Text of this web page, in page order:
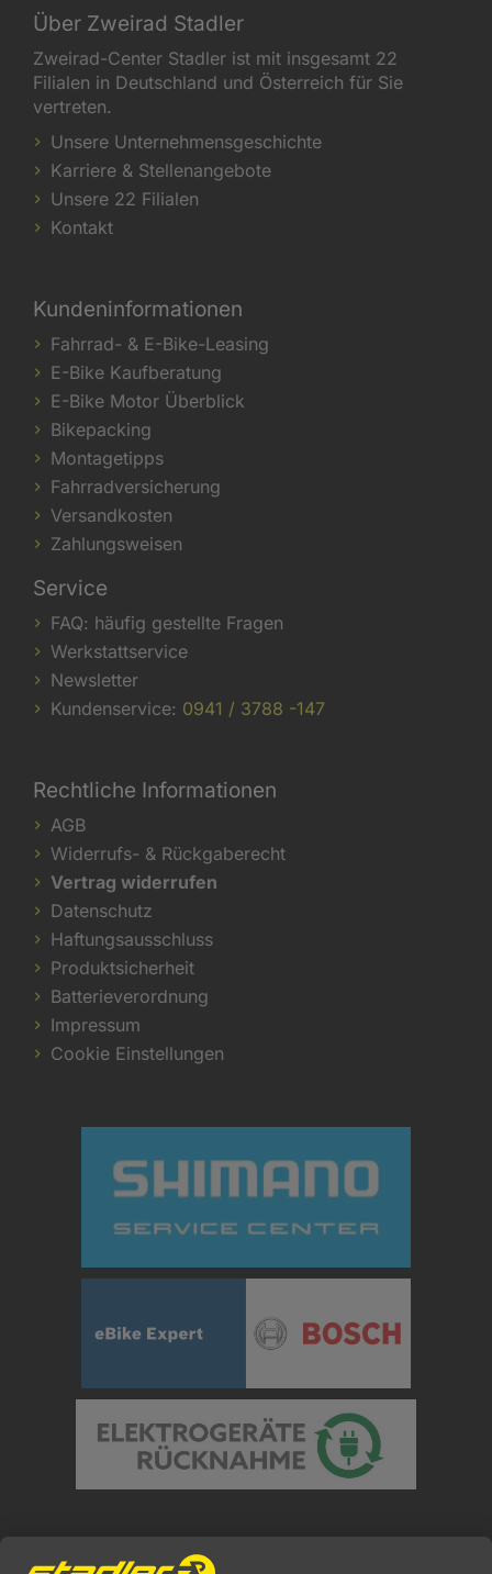
Über Zweirad Stadler
Zweirad-Center Stadler ist mit insgesamt 22
Filialen in Deutschland und Österreich für Sie
vertreten.
Unsere Unternehmensgeschichte
Karriere & Stellenangebote
Unsere 22 Filialen
Kontakt
Kundeninformationen
Fahrrad- & E-Bike-Leasing
E-Bike Kaufberatung
E-Bike Motor Überblick
Bikepacking
Montagetipps
Fahrradversicherung
Versandkosten
Zahlungsweisen
Service
FAQ: häufig gestellte Fragen
Werkstattservice
Newsletter
Kundenservice: 0941 / 3788 -147
Rechtliche Informationen
AGB
Widerrufs- & Rückgaberecht
Vertrag widerrufen
Datenschutz
Haftungsausschluss
Produktsicherheit
Batterieverordnung
Impressum
Cookie Einstellungen